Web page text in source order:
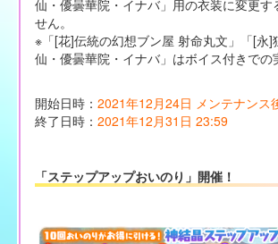
仙・優曇華院・イナバ」用の衣装に変更す
せん。
※「[花]伝統の幻想ブン屋 射命丸文」「[永]
仙・優曇華院・イナバ」はボイス付きでの
開始日時： 2021年12月24日 メンテナンス
終了日時： 2021年12月31日 23:59
「ステップアップおいのり」開催！